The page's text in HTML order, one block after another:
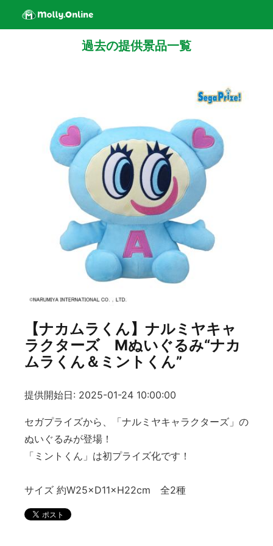
過去の提供景品一覧
【ナカムラくん】ナルミヤキャ
ラクターズ Mぬいぐるみ“ナカ
ムラくん＆ミントくん”
提供開始日: 2025-01-24 10:00:00
セガプライズから、「ナルミヤキャラクターズ」の
ぬいぐるみが登場！
「ミントくん」は初プライズ化です！
サイズ 約W25×D11×H22cm 全2種